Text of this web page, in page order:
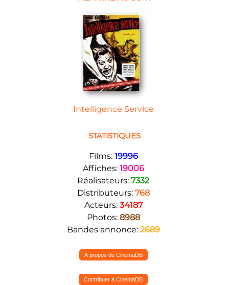
Intelligence Service
STATISTIQUES
Films: 19996
Affiches: 19006
Réalisateurs: 7332
Distributeurs: 768
Acteurs: 34187
Photos: 8988
Bandes annonce: 2689
A propos de CinemaDB
Contribuer à CinemaDB